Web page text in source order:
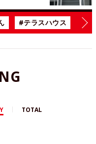
#テラスハウス #漫
TOTAL